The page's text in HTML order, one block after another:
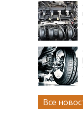
Все
9 апреля
Хороший
на ремонт и
качественно.
Читать полностью